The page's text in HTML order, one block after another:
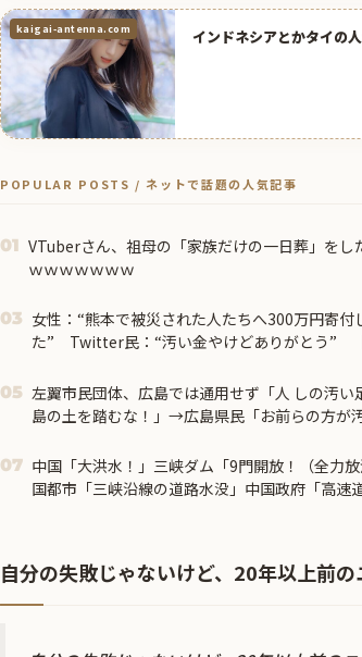
kaigai-antenna.com インドネシアとかタイの
POPULAR POSTS / ネットで話題の人気記事
01 VTuberさん、祖母の「家族だけの一日葬」をし
ｗｗｗｗｗｗｗ
03 女性：“熊本で被災された人たちへ300万円寄付
た” Twitter民：“汚い金やけどありがとう”
05 左翼市民団体、広島では通用せず「人 しの汚い
島の土を踏むな！」→広島県民「お前らの方が
07 中国「大洪水！」三峡ダム「9門開放！（全力
国都市「三峡沿線の道路水没」中国政府「高速
自分の失敗じゃないけど、20年以上前の